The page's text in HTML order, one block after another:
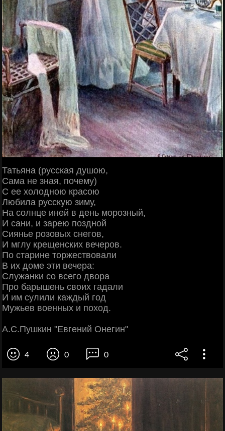
Татьяна (русская душою,
Сама не зная, почему)
С ее холодною красою
Любила русскую зиму,
На солнце иней в день морозный,
И сани, и зарею поздной
Сиянье розовых снегов,
И мглу крещенских вечеров.
По старине торжествовали
В их доме эти вечера:
Служанки со всего двора
Про барышень своих гадали
И им сулили каждый год
Мужьев военных и поход.
А.С.Пушкин "Евгений Онегин"
4 0 0